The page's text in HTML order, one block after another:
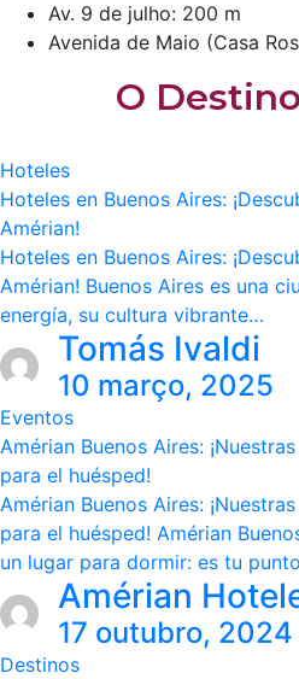
Av. 9 de julho: 200 m
Avenida de Maio (Casa
O
Hoteles
Hoteles en Buenos Aires:
Amérian!
Hoteles en Buenos Aires:
Amérian! Buenos Aires es una
energía, su cultura vibrante…
Tomás Ivaldi
10 março, 2025
Eventos
Amérian Buenos Aires:
para el huésped!
Amérian Buenos Aires:
para el huésped! Amérian
un lugar para dormir: es tu
Amérian
17 outubro, 2024
Destinos